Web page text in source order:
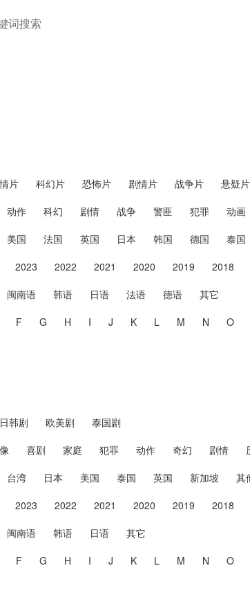
片 科幻片 恐怖片 剧情片 战争片 悬疑片
动作 科幻 剧情 战争 警匪 犯罪 动画
美国 法国 英国 日本 韩国 德国 泰国
2023 2022 2021 2020 2019 2018
闽南语 韩语 日语 法语 德语 其它
F G H I J K L M N O
日韩剧 欧美剧 泰国剧
喜剧 家庭 犯罪 动作 奇幻 剧情
台湾 日本 美国 泰国 英国 新加坡 其
2023 2022 2021 2020 2019 2018
闽南语 韩语 日语 其它
F G H I J K L M N O